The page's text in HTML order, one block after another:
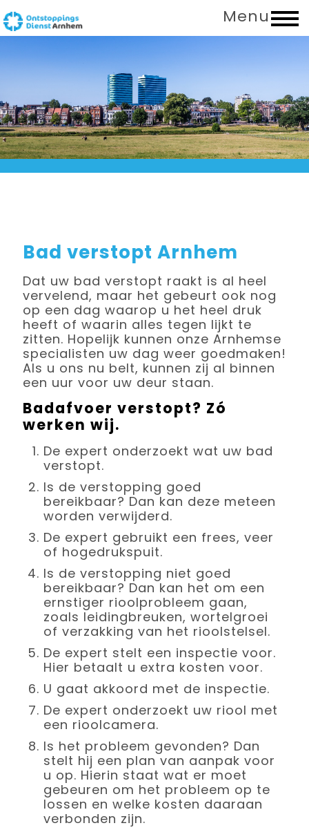
Menu
Bad verstopt Arnhem
Dat uw bad verstopt raakt is al heel
vervelend, maar het gebeurt ook nog
op een dag waarop u het heel druk
heeft of waarin alles tegen lijkt te
zitten. Hopelijk kunnen onze Arnhemse
specialisten uw dag weer goedmaken!
Als u ons nu belt, kunnen zij al binnen
een uur voor uw deur staan.
Badafvoer verstopt? Zó
werken wij.
De expert onderzoekt wat uw bad
verstopt.
Is de verstopping goed
bereikbaar? Dan kan deze meteen
worden verwijderd.
De expert gebruikt een frees, veer
of hogedrukspuit.
Is de verstopping niet goed
bereikbaar? Dan kan het om een
ernstiger rioolprobleem gaan,
zoals leidingbreuken, wortelgroei
of verzakking van het rioolstelsel.
De expert stelt een inspectie voor.
Hier betaalt u extra kosten voor.
U gaat akkoord met de inspectie.
De expert onderzoekt uw riool met
een rioolcamera.
Is het probleem gevonden? Dan
stelt hij een plan van aanpak voor
u op. Hierin staat wat er moet
gebeuren om het probleem op te
lossen en welke kosten daaraan
verbonden zijn.